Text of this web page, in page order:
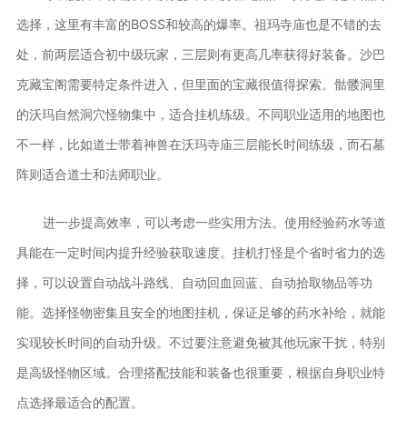
选择，这里有丰富的BOSS和较高的爆率。祖玛寺庙也是不错的去
处，前两层适合初中级玩家，三层则有更高几率获得好装备。沙巴
克藏宝阁需要特定条件进入，但里面的宝藏很值得探索。骷髅洞里
的沃玛自然洞穴怪物集中，适合挂机练级。不同职业适用的地图也
不一样，比如道士带着神兽在沃玛寺庙三层能长时间练级，而石墓
阵则适合道士和法师职业。
进一步提高效率，可以考虑一些实用方法。使用经验药水等道
具能在一定时间内提升经验获取速度。挂机打怪是个省时省力的选
择，可以设置自动战斗路线、自动回血回蓝、自动拾取物品等功
能。选择怪物密集且安全的地图挂机，保证足够的药水补给，就能
实现较长时间的自动升级。不过要注意避免被其他玩家干扰，特别
是高级怪物区域。合理搭配技能和装备也很重要，根据自身职业特
点选择最适合的配置。